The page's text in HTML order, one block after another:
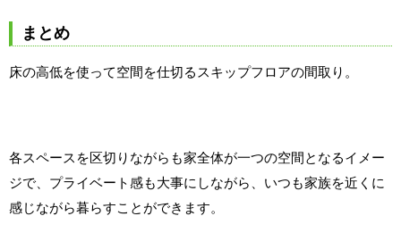
まとめ
床の高低を使って空間を仕切るスキップフロアの間取り。
各スペースを区切りながらも家全体が一つの空間となるイメー
ジで、プライベート感も大事にしながら、いつも家族を近くに
感じながら暮らすことができます。